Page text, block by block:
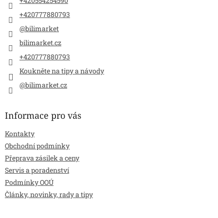
+420777880793
@bilimarket
bilimarket.cz
+420777880793
Koukněte na tipy a návody
@bilimarket.cz
Informace pro vás
Kontakty
Obchodní podmínky
Přeprava zásilek a ceny
Servis a poradenství
Podmínky OOÚ
Články, novinky, rady a tipy